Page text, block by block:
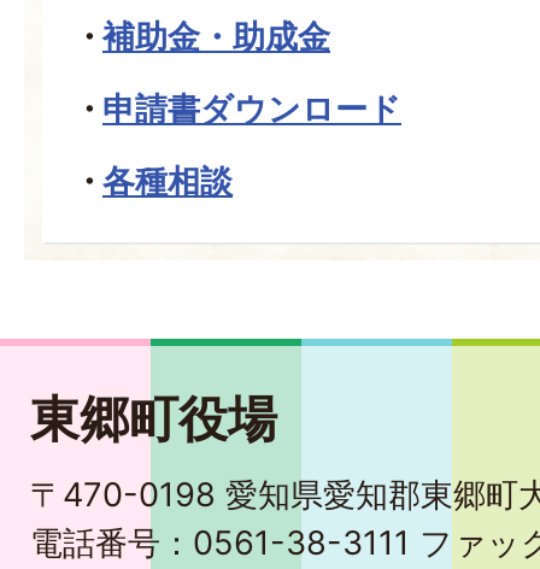
補助金・助成金
申請書ダウンロード
各種相談
東郷町役場
〒470-0198 愛知県愛知郡東郷町
電話番号：0561-38-3111 ファ